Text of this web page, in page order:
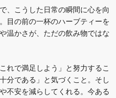
、こうした日常の瞬間に心を向
目の前の一杯のハーブティーを
温かさが、ただの飲み物ではな
れで満足しよう」と努力するこ
分である」と気づくこと。そし
不安を減らしてくれる。今ある